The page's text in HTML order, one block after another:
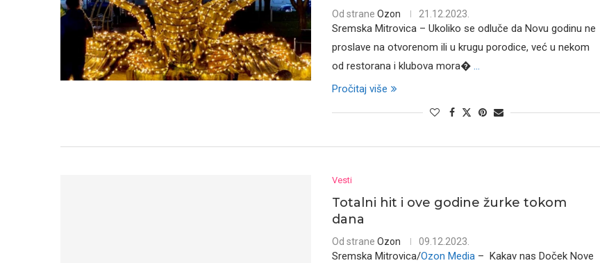
Od strane Ozon 21.12.2023.
Sremska Mitrovica – Ukoliko se odluče da Novu godinu ne
proslave na otvorenom ili u krugu porodice, već u nekom
od restorana i klubova mora� ...
Pročitaj više
Vesti
Totalni hit i ove godine žurke tokom
dana
Od strane Ozon 09.12.2023.
Sremska Mitrovica/Ozon Media– Kakav nas Doček Nove